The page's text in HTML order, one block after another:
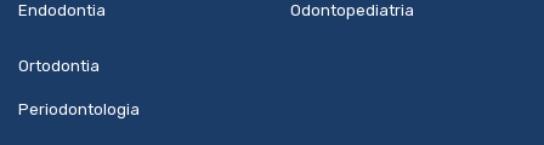
Endodontia Odontopediatria
Ortodontia
Periodontologia